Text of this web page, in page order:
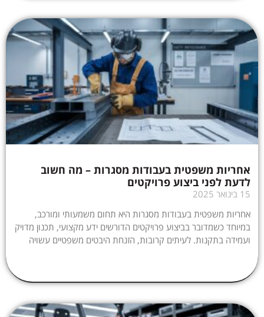
אחריות משפטית בעבודות מסגרות – מה חשוב
לדעת לפני ביצוע פרויקטים
15 בינואר 2025
אחריות משפטית בעבודות מסגרות היא תחום משמעותי ומורכב,
במיוחד כשמדובר בביצוע פרויקטים הדורשים ידע מקצועי, תכנון מדויק
ועמידה בתקנות. לעיתים קרובות, הזנחת היבטים משפטיים עשויה